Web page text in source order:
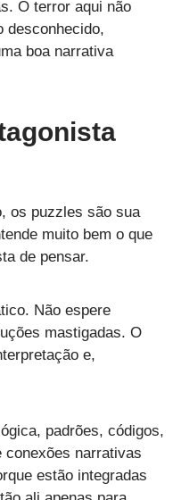
O terror aqui não
desconhecido,
boa narrativa
os puzzles são sua
muito bem o que
de pensar.
Não espere
mastigadas. O
e,
padrões, códigos,
conexões narrativas
estão integradas